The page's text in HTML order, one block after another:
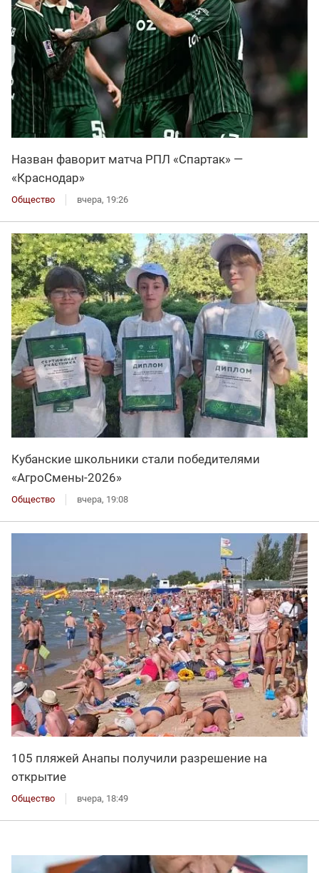
Назван фаворит матча РПЛ «Спартак» —
«Краснодар»
Общество вчера, 19:26
Кубанские школьники стали победителями
«АгроСмены-2026»
Общество вчера, 19:08
105 пляжей Анапы получили разрешение на
открытие
Общество вчера, 18:49